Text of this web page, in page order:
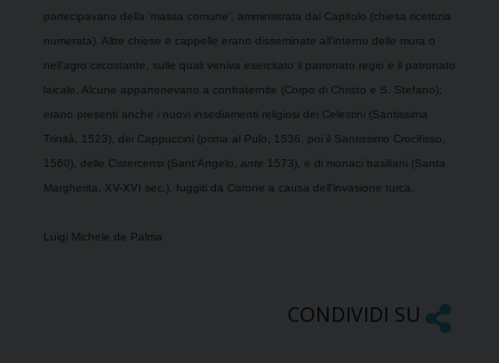
partecipavano della ‘massa comune’, amministrata dal Capitolo (chiesa ricettizia
numerata). Altre chiese e cappelle erano disseminate all’interno delle mura o
nell’agro circostante, sulle quali veniva esercitato il patronato regio e il patronato
laicale. Alcune appartenevano a confraternite (Corpo di Christo e S. Stefano);
erano presenti anche i nuovi insediamenti religiosi dei Celestini (Santissima
Trinità, 1523), dei Cappuccini (prima al Pulo, 1536, poi il Santissimo Crocifisso,
1560), delle Cistercensi (Sant’Angelo, ante 1573), e di monaci basiliani (Santa
Margherita, XV-XVI sec.), fuggiti da Corone a causa dell’invasione turca.
Luigi Michele de Palma
CONDIVIDI SU